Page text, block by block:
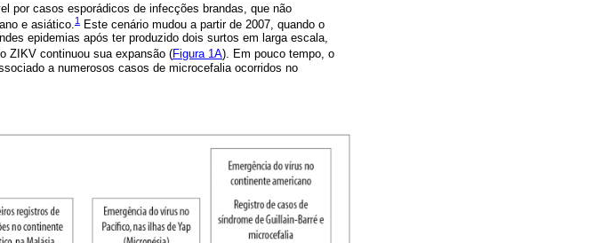
por casos esporádicos de infecções brandas, que não
e asiático.1
Este cenário mudou a partir de 2007, quando o
epidemias após ter produzido dois surtos em larga escala,
ZIKV continuou sua expansão (Figura 1A). Em pouco tempo, o
a numerosos casos de microcefalia ocorridos no